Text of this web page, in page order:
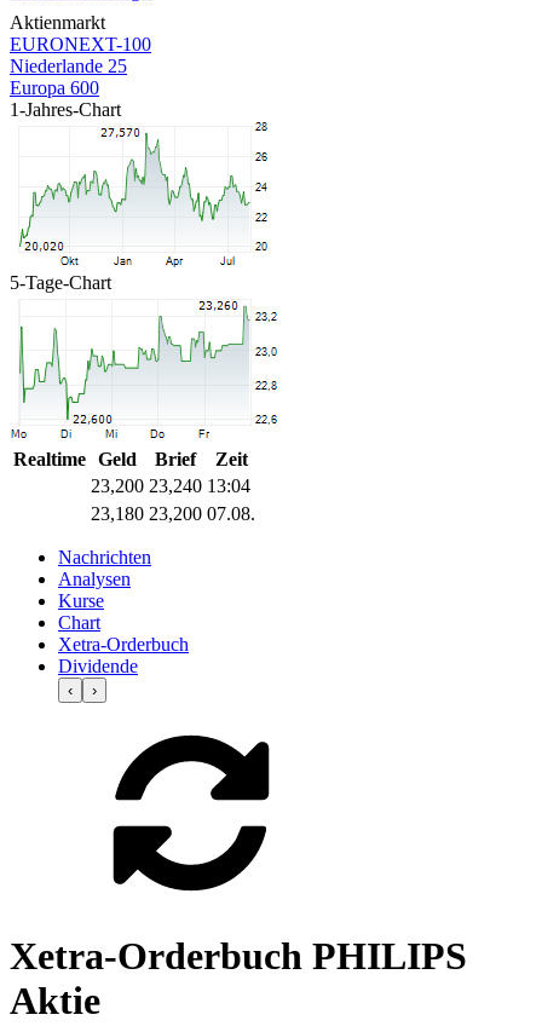
Aktienmarkt
EURONEXT-100
Niederlande 25
Europa 600
1-Jahres-Chart
5-Tage-Chart
Realtime Geld Brief
Zeit
23,200 23,240 13:04
23,180 23,200 07.08.
Nachrichten
Analysen
Kurse
Chart
Xetra-Orderbuch
Dividende
‹ ›
Xetra-Orderbuch PHILIPS
Aktie